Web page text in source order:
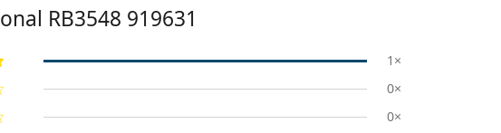
RB3548 919631
1×
0×
0×